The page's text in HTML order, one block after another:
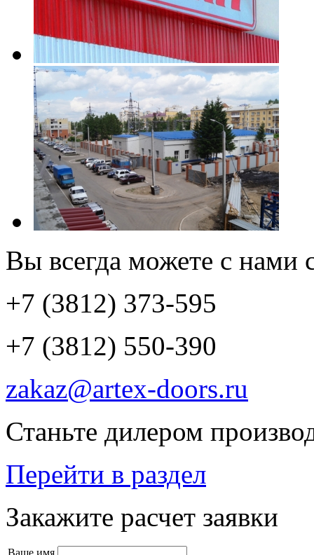
Вы всегда можете с нами
+7 (3812) 373-595
+7 (3812) 550-390
zakaz@artex-doors.ru
Станьте дилером
Перейти в раздел
Закажите расчет заявки